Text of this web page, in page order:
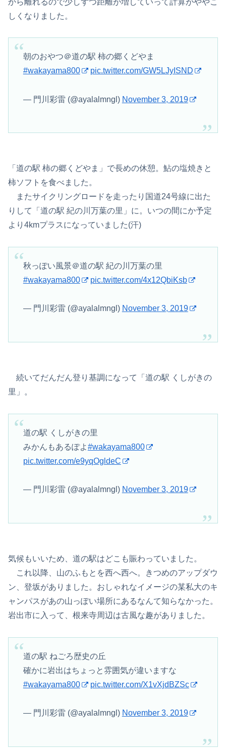
しくなりました。
朝のおやつ＠道の駅 柿の郷くどやま
#wakayama800
pic.twitter.com/GW5LJyISND
— 門川彩雷 (@ayalalmngl) November 3, 2019
「道の駅 柿の郷くどやま」で長めの休憩。鮎の塩焼きと
柿ソフトを食べました。
またサイクリングロードを走ったり国道24号線に出た
りして「道の駅 紀の川万葉の里」に。いつの間にか予定
より4kmプラスになっていました(汗)
秋っぽい風景＠道の駅 紀の川万葉の里
#wakayama800
pic.twitter.com/4x12QbiKsb
— 門川彩雷 (@ayalalmngl) November 3, 2019
続いてだんだん登り基調になって「道の駅 くしがきの
里」。
道の駅 くしがきの里
みかんもあるぽよ#wakayama800
pic.twitter.com/e9yqOgldeC
— 門川彩雷 (@ayalalmngl) November 3, 2019
気候もいいため、道の駅はどこも賑わっていました。
これ以降、山のふもとを西へ西へ。きつめのアップダウ
ン、登坂がありました。おしゃれなイメージの某私大のキ
ャンパスがあの山っぽい場所にあるなんて知らなかった。
岩出市に入って、根来寺周辺は古風な趣がありました。
道の駅 ねごろ歴史の丘
確かに岩出はちょっと雰囲気が違いますな
#wakayama800
pic.twitter.com/X1vXjdBZSc
— 門川彩雷 (@ayalalmngl) November 3, 2019